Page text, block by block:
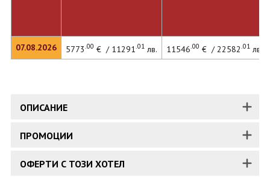
07.08.2026 5773.00 € / 11291.01лв. 11546.00 € / 22582.01лв.
ОПИСАНИЕ
ПРОМОЦИИ
ОФЕРТИ С ТОЗИ ХОТЕЛ